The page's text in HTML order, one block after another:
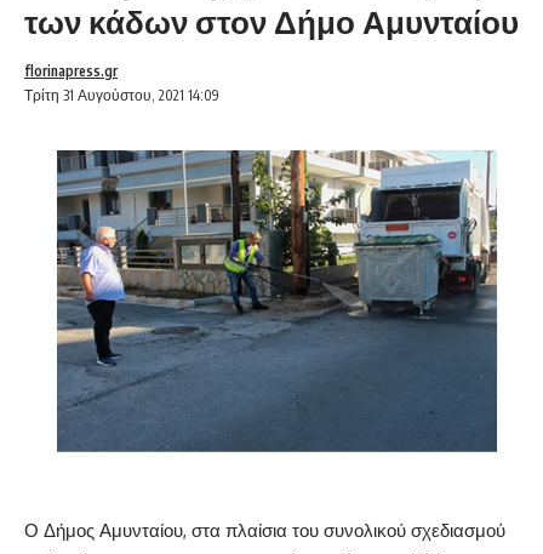
των κάδων στον Δήμο Αμυνταίου
Τρίτη 31 Αυγούστου, 2021 14:09
florinapress.gr
Ο Δήμος Αμυνταίου, στα πλαίσια του συνολικού σχεδιασμού